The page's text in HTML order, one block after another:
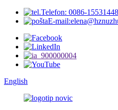
Telefon: 0086-
E-
English